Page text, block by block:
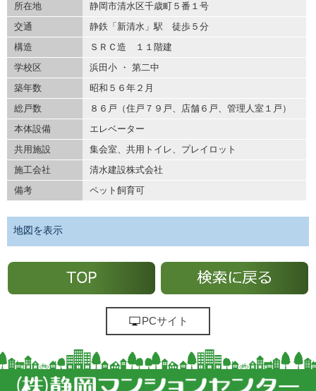
所在地
静岡市清水区千歳町５番１号
交通
静鉄「新清水」駅 徒歩５分
構造
ＳＲＣ造 １１階建
学校区
浜田小 ・ 第二中
築年数
昭和５６年２月
総戸数
８６戸（住戸７９戸、店舗６戸、管理人室１戸）
本体設備
エレベーター
共用施設
集会室、共用トイレ、プレイロット
施工会社
清水建設株式会社
備考
ペット飼育可
地図を表示
PCサイト